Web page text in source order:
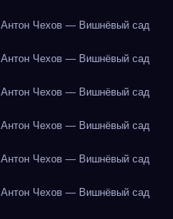
Антон Чехов — Вишнёвый сад
Антон Чехов — Вишнёвый сад
Антон Чехов — Вишнёвый сад
Антон Чехов — Вишнёвый сад
Антон Чехов — Вишнёвый сад
Антон Чехов — Вишнёвый сад